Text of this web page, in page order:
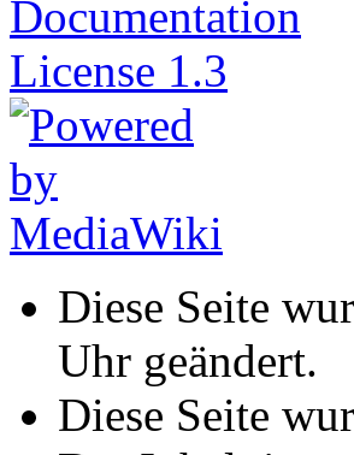
Diese Seite
Uhr geändert.
Diese Seite